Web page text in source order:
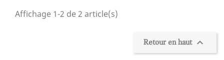
Affichage 1-2 de 2 article(s)
Retour en haut 